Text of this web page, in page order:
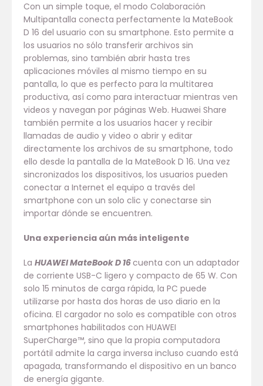
Con un simple toque, el modo Colaboración
Multipantalla conecta perfectamente la MateBook
D 16 del usuario con su smartphone. Esto permite a
los usuarios no sólo transferir archivos sin
problemas, sino también abrir hasta tres
aplicaciones móviles al mismo tiempo en su
pantalla, lo que es perfecto para la multitarea
productiva, así como para interactuar mientras ven
videos y navegan por páginas Web. Huawei Share
también permite a los usuarios hacer y recibir
llamadas de audio y video o abrir y editar
directamente los archivos de su smartphone, todo
ello desde la pantalla de la MateBook D 16. Una vez
sincronizados los dispositivos, los usuarios pueden
conectar a Internet el equipo a través del
smartphone con un solo clic y conectarse sin
importar dónde se encuentren.
Una experiencia aún más inteligente
La HUAWEI MateBook D 16 cuenta con un adaptador
de corriente USB-C ligero y compacto de 65 W. Con
solo 15 minutos de carga rápida, la PC puede
utilizarse por hasta dos horas de uso diario en la
oficina. El cargador no solo es compatible con otros
smartphones habilitados con HUAWEI
SuperCharge™, sino que la propia computadora
portátil admite la carga inversa incluso cuando está
apagada, transformando el dispositivo en un banco
de energía gigante.